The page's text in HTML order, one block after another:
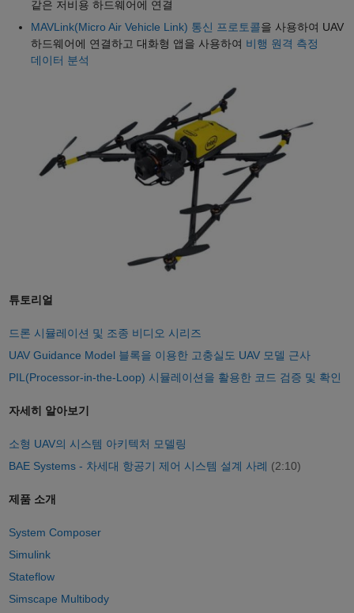
같은 저비용 하드웨어에 연결
MAVLink(Micro Air Vehicle Link) 통신 프로토콜을 사용하여 UAV
하드웨어에 연결하고 대화형 앱을 사용하여 비행 원격 측정
데이터 분석
튜토리얼
드론 시뮬레이션 및 조종 비디오 시리즈
UAV Guidance Model 블록을 이용한 고충실도 UAV 모델 근사
PIL(Processor-in-the-Loop) 시뮬레이션을 활용한 코드 검증 및 확인
자세히 알아보기
소형 UAV의 시스템 아키텍처 모델링
BAE Systems - 차세대 항공기 제어 시스템 설계 사례 (2:10)
제품 소개
System Composer
Simulink
Stateflow
Simscape Multibody